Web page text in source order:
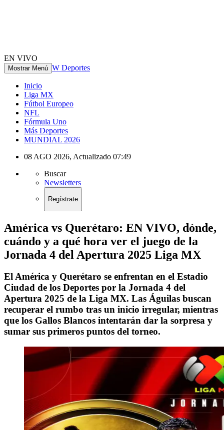
EN VIVO
Mostrar Menú W Deportes
Inicio
Liga MX
Fútbol Europeo
NFL
Fórmula Uno
Más Deportes
MUNDIAL 2026
08 AGO 2026, Actualizado 07:49
Buscar
Newsletters
Regístrate
América vs Querétaro: EN VIVO, dónde,
cuándo y a qué hora ver el juego de la
Jornada 4 del Apertura 2025 Liga MX
El América y Querétaro se enfrentan en el Estadio
Ciudad de los Deportes por la Jornada 4 del
Apertura 2025 de la Liga MX. Las Águilas buscan
recuperar el rumbo tras un inicio irregular, mientras
que los Gallos Blancos intentarán dar la sorpresa y
sumar sus primeros puntos del torneo.